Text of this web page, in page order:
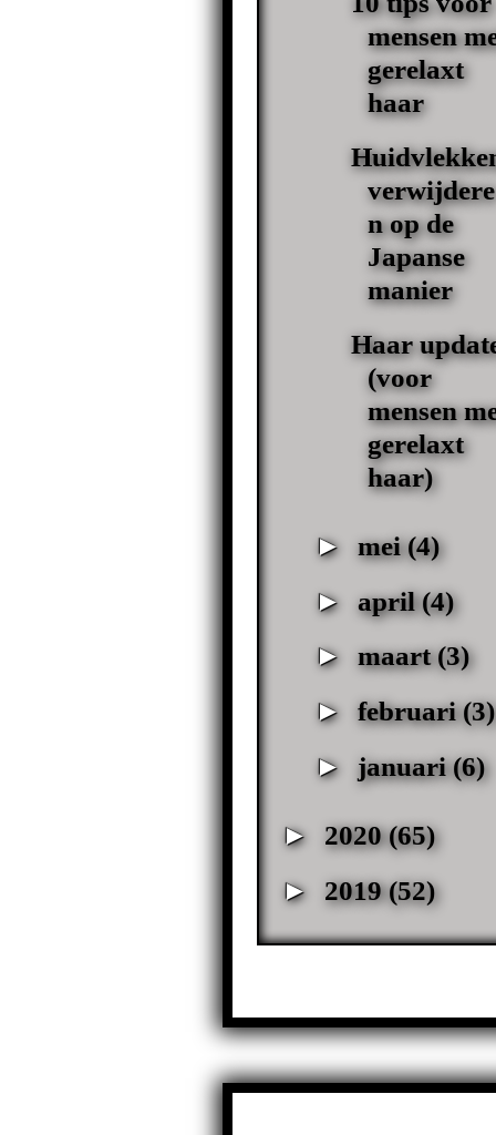
mensen
gerelaxt
haar
verwijdere
n op de
Japanse
manier
Haar
(voor
mensen
gerelaxt
haar)
► mei(4)
► april(4)
► maart(3)
► februari(3)
► januari(6)
► 2020(65)
► 2019(52)